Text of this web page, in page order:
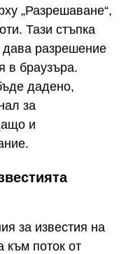
„Разрешаване“,
Тази стъпка
разрешение
в браузъра.
дадено,
за
и
за известия на
към поток от